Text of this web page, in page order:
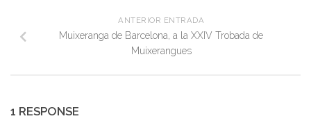
ANTERIOR ENTRADA
Muixeranga de Barcelona, a la XXIV Trobada de
Muixerangues
1 RESPONSE